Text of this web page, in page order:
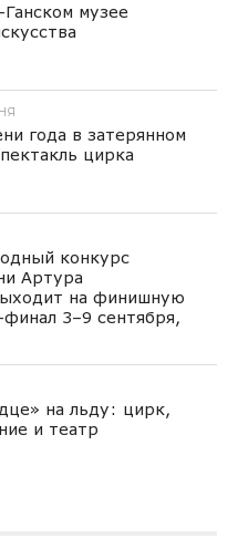
музее
года в затерянном
цирка
конкурс
Артура
на финишную
3–9 сентября,
на льду: цирк,
и театр